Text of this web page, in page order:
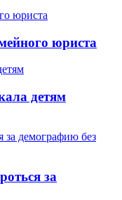
юриста
детям
за